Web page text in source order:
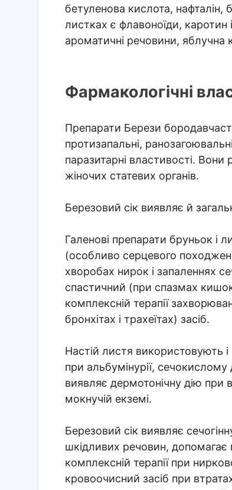
бетуленова кислота, нафталін,
листках є флавоноїди, каротин
ароматичні речовини, яблучна
Фармакологічні
Препарати Берези
протизапальні,
паразитарні властивості.
жіночих статевих органів.
Березовий сік виявляє й
Галенові препарати бруньок і
(особливо серцевого
хворобах нирок і запаленнях
спастичний (при спазмах
комплексній терапії
бронхітах і трахеїтах) засіб.
Настій листя використовують
при альбумінурії, сечокислому
виявляє дермотонічну дію при
мокнучій екземі.
Березовий сік виявляє
шкідливих речовин,
комплексній терапії при
кровоочисний засіб при